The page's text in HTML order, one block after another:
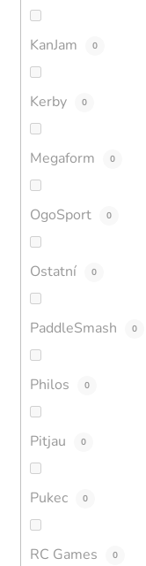
KanJam 0
Kerby 0
Megaform 0
OgoSport 0
Ostatní 0
PaddleSmash 0
Philos 0
Pitjau 0
Pukec 0
RC Games 0